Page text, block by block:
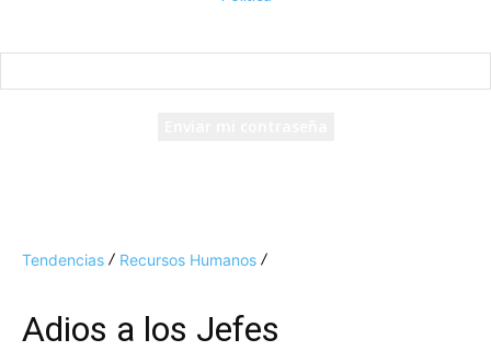
Tendencias Recursos Humanos
Adios a los Jefes